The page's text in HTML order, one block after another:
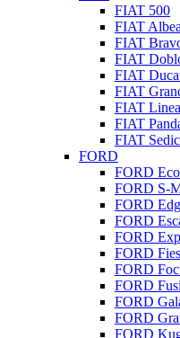
FIAT 500
FIAT Albea
FIAT
FIAT
FIAT
FIAT
FIAT Linea
FIAT
FIAT
FORD
FORD
FORD S-
FORD
FORD
FORD
FORD
FORD
FORD
FORD
FORD
FORD